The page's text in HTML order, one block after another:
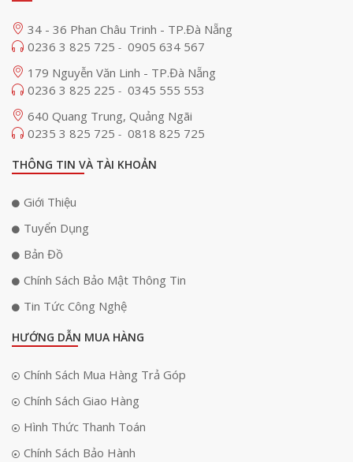
34 - 36 Phan Châu Trinh - TP.Đà Nẵng
0236 3 825 725 - 0905 634 567
179 Nguyễn Văn Linh - TP.Đà Nẵng
0236 3 825 225 - 0345 555 553
640 Quang Trung, Quảng Ngãi
0235 3 825 725 - 0818 825 725
THÔNG TIN VÀ TÀI KHOẢN
Giới Thiệu
Tuyển Dụng
Bản Đồ
Chính Sách Bảo Mật Thông Tin
Tin Tức Công Nghệ
HƯỚNG DẪN MUA HÀNG
Chính Sách Mua Hàng Trả Góp
Chính Sách Giao Hàng
Hình Thức Thanh Toán
Chính Sách Bảo Hành